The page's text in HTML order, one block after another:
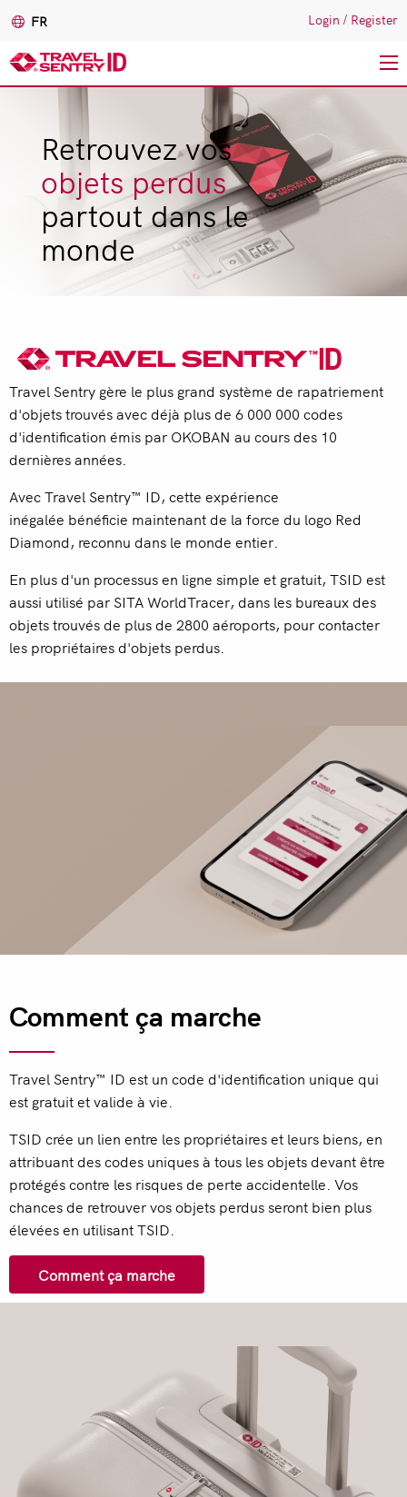
contenu
principal
FR Login / Register
Retrouvez vos
objets perdus
partout dans le
monde
Travel Sentry gère le plus grand système de rapatriement
d'objets trouvés avec déjà plus de 6 000 000 codes
d'identification émis par OKOBAN au cours des 10
dernières années.
Avec Travel Sentry™ ID, cette expérience
inégalée bénéficie maintenant de la force du logo Red
Diamond, reconnu dans le monde entier.
En plus d'un processus en ligne simple et gratuit, TSID est
aussi utilisé par SITA WorldTracer, dans les bureaux des
objets trouvés de plus de 2800 aéroports, pour contacter
les propriétaires d'objets perdus.
Comment ça marche
Travel Sentry™ ID est un code d'identification unique qui
est gratuit et valide à vie.
TSID crée un lien entre les propriétaires et leurs biens, en
attribuant des codes uniques à tous les objets devant être
protégés contre les risques de perte accidentelle. Vos
chances de retrouver vos objets perdus seront bien plus
élevées en utilisant TSID.
Comment ça marche